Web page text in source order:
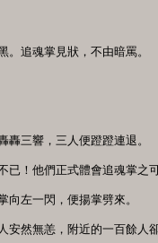
追魂掌見狀，不由暗罵。
三響，三人便蹬蹬連退。
！他們正式體會追魂掌之
左一閃，便揚掌劈來。
然無恙，附近的一百餘人